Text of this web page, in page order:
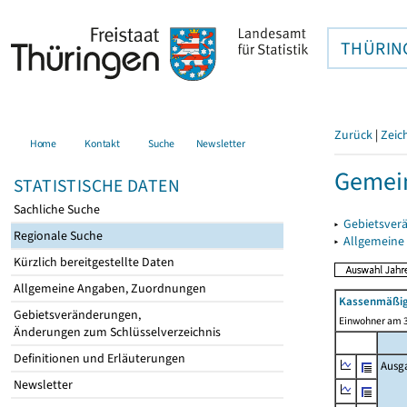
Home Kontakt Suche Newsletter
STATISTISCHE DATEN
Sachliche Suche
Regionale Suche
Kürzlich bereitgestellte Daten
Allgemeine Angaben, Zuordnungen
Gebietsveränderungen,
Änderungen zum Schlüsselverzeichnis
Definitionen und Erläuterungen
Newsletter
Zurück |
▸
▸
Einwohner am